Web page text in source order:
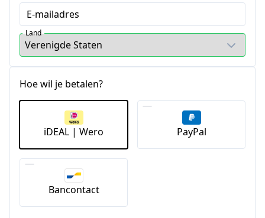
E-mailadres
Land
Hoe wil je betalen?
iDEAL | Wero PayPal
Bancontact